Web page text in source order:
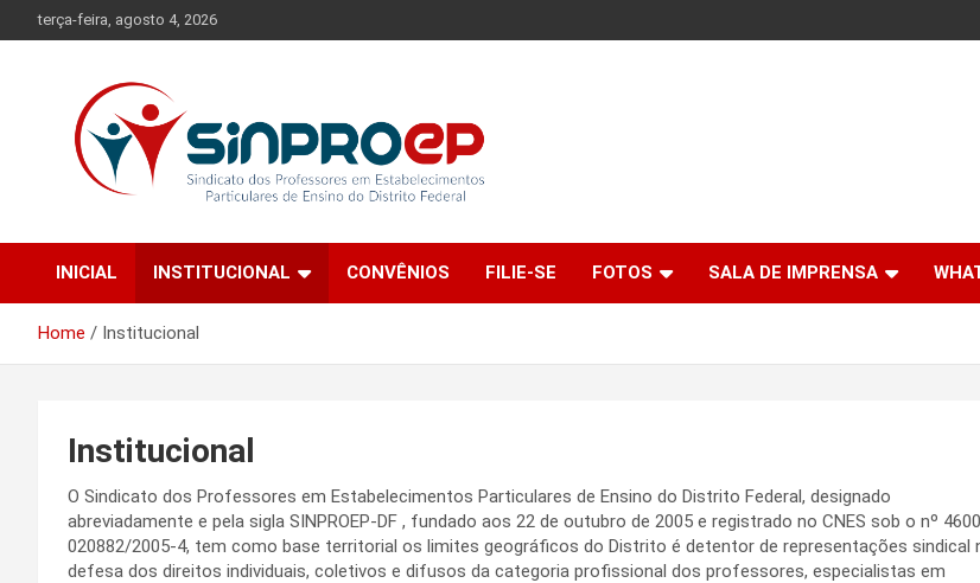
to
terça-feira, agosto 4, 2026
Sinproep-DF
de Ensino do Distrito Federal
INICIAL
INSTITUCIONAL CONVÊNIOS FILIE-SE FOTOS SALA DE IMPRENSA
Home Institucional
Institucional
O Sindicato dos Professores em Estabelecimentos Particulares de Ensino do Distrito Federal, designado
abreviadamente e pela sigla SINPROEP-DF , fundado aos 22 de outubro de 2005 e registrado no CNES sob o nº 4600
020882/2005-4, tem como base territorial os limites geográficos do Distrito é detentor de representações sindical
defesa dos direitos individuais, coletivos e difusos da categoria profissional dos professores, especialistas em